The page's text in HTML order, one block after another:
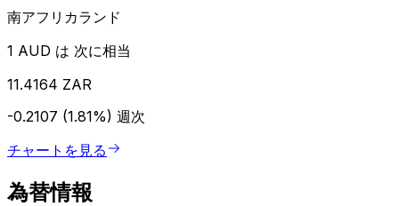
南アフリカランド
1 AUD は 次に相当
11.4164 ZAR
-0.2107 (1.81%) 週次
チャートを見る
為替情報